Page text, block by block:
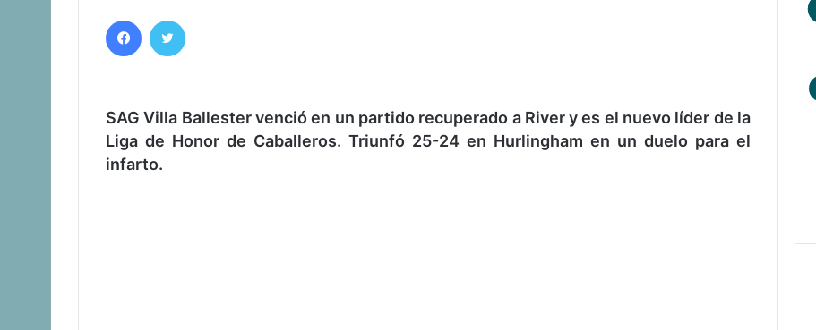
SAG Villa Ballester venció en un partido recuperado a River y es el nuevo líder de la
Liga de Honor de Caballeros. Triunfó 25-24 en Hurlingham en un duelo para el
infarto.